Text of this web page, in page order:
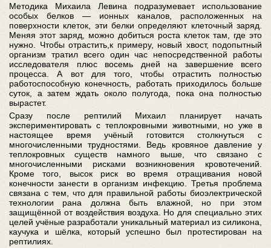
Методика Михаила Левина подразумевает использование
особых белков — ионных каналов, расположенных на
поверхности клеток, эти белки определяют клеточный заряд.
Меняя этот заряд, можно добиться роста клеток там, где это
нужно. Чтобы отрастить,к примеру, новый хвост, подопытный
организм тратил всего один час непосредственной работы
исследователя плюс восемь дней на завершение всего
процесса. А вот для того, чтобы отрастить полностью
работоспособную конечность, работать приходилось больше
суток, а затем ждать около полугода, пока она полностью
вырастет.
Сразу после рептилий Михаил планирует начать
экспериментировать с теплокровными животными, но уже в
настоящее время учёный готовится столкнуться с
многочисленными трудностями. Ведь кровяное давление у
теплокровных существ намного выше, что связано с
многочисленными рисками возникновения кровотечений.
Кроме того, высок риск во время отращивания новой
конечности занести в организм инфекцию. Третья проблема
связана с тем, что для правильной работы биоэлектрической
технологии рана должна быть влажной, но при этом
защищённой от воздействия воздуха. Но для специально этих
целей учёные разработали уникальный материал из силикона,
каучука и шёлка, который успешно был протестирован на
рептилиях.